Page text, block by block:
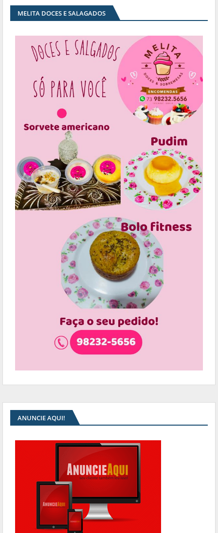
MELITA DOCES E SALAGADOS
ANUNCIE AQUI!